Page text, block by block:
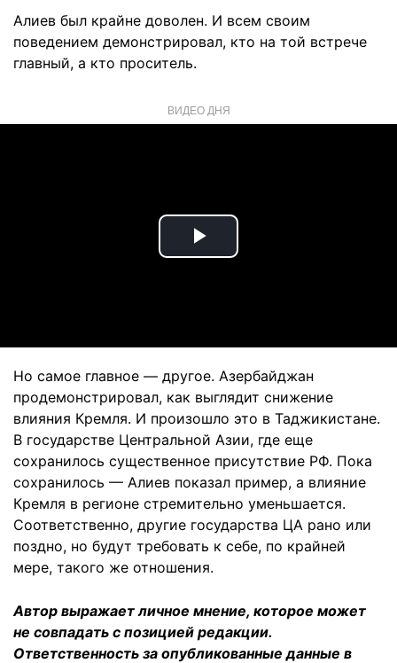
Алиев был крайне доволен. И всем своим
поведением демонстрировал, кто на той встрече
главный, а кто проситель.
ВИДЕО ДНЯ
Play
Но самое главное — другое. Азербайджан
продемонстрировал, как выглядит снижение
влияния Кремля. И произошло это в Таджикистане.
В государстве Центральной Азии, где еще
сохранилось существенное присутствие РФ. Пока
сохранилось — Алиев показал пример, а влияние
Кремля в регионе стремительно уменьшается.
Соответственно, другие государства ЦА рано или
поздно, но будут требовать к себе, по крайней
мере, такого же отношения.
Автор выражает личное мнение, которое может
не совпадать с позицией редакции.
Ответственность за опубликованные данные в